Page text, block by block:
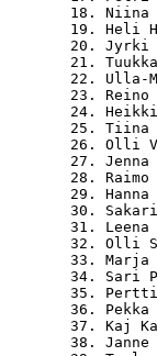
18. Niina
19. Heli
20. Jyrki
21.
22. Ulla-
23. Reino
24.
25. Tiina
26. Olli
27. Jenna
28. Raimo
29. Hanna
30.
31. Leena
32. Olli
33. Marja
34. Sari
35.
36. Pekka
37. Kaj
38. Janne